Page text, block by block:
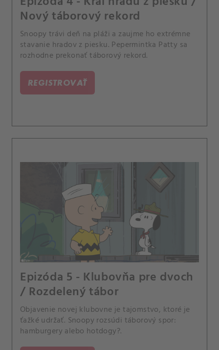
Nový táborový rekord
Snoopy trávi deň na pláži a zaujme ho extrémne
stavanie hradov z piesku. Pepermintka Patty sa
rozhodne prekonať táborový rekord.
REGISTROVAŤ
Epizóda 5 - Klubovňa pre dvoch
/ Rozdelený tábor
Objavenie novej klubovne je tajomstvo, ktoré je
ťažké udržať. Snoopy rozsúdi táborový spor:
hamburgery alebo hotdogy?.